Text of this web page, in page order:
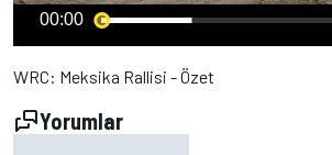
00:00
WRC: Meksika Rallisi - Özet
Yorumlar